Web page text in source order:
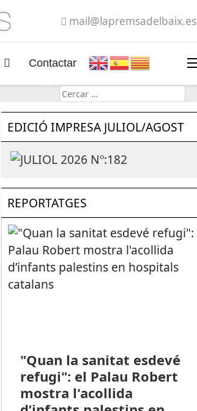
mail@lapremsadelbaix.es
Contactar
Cerca
EDICIÓ IMPRESA JULIOL/AGOST
REPORTATGES
"Quan la sanitat esdevé
refugi": el Palau Robert
mostra l'acollida